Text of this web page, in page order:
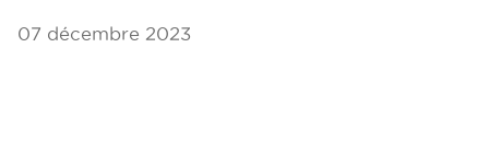
07 décembre 2023